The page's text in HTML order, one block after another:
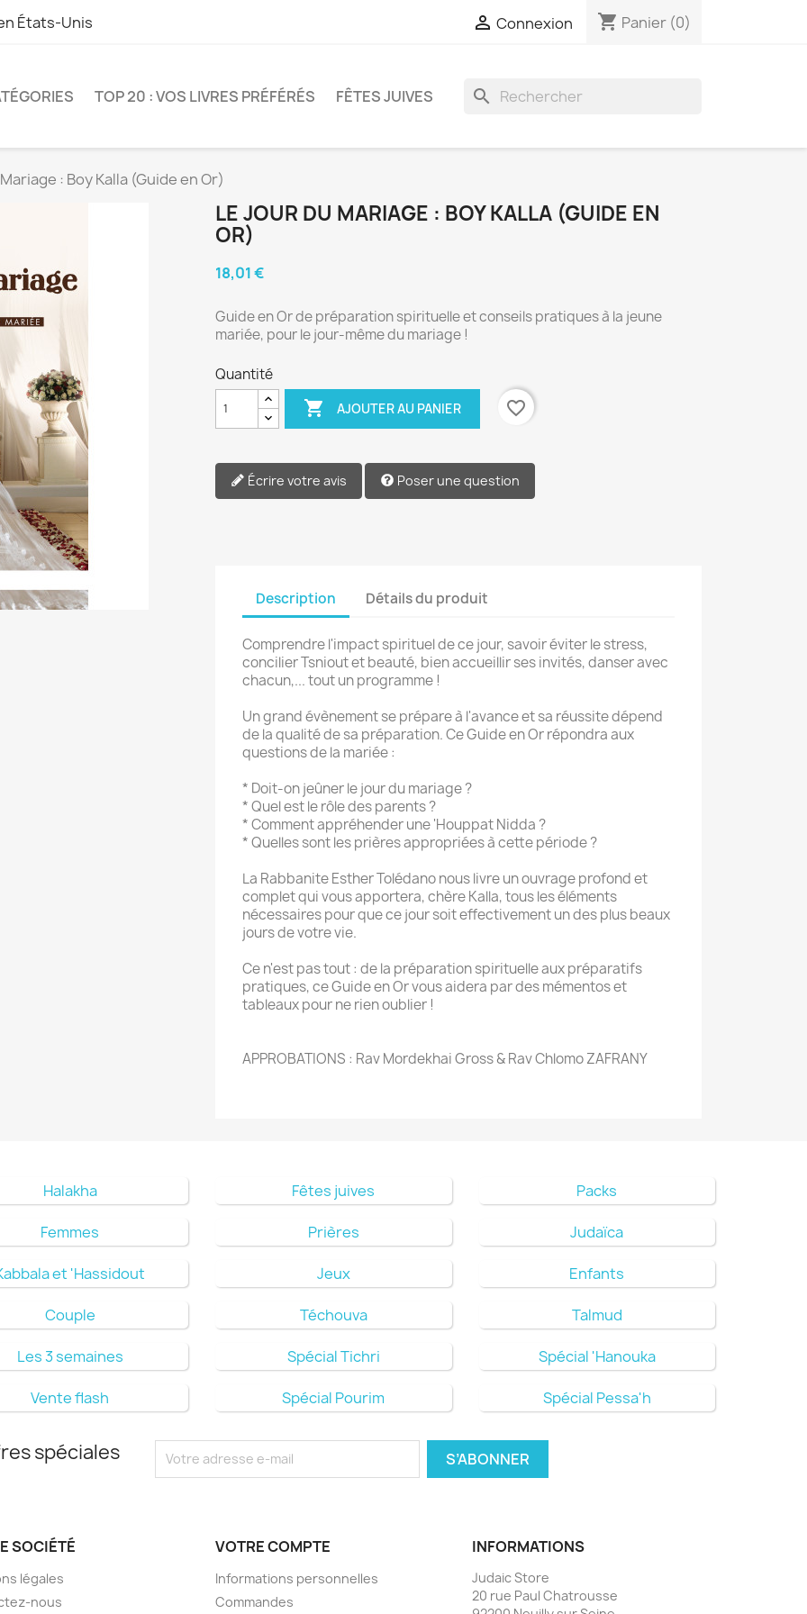
États-Unis  Connexion shopping_cart Panier (0)
TOP 20 : VOS LIVRES PRÉFÉRÉS FÊTES JUIVES search
: Boy Kalla (Guide en Or)
LE JOUR DU MARIAGE : BOY KALLA (GUIDE EN
OR)
18,01 €
Guide en Or de préparation spirituelle et conseils pratiques à la jeune
mariée, pour le jour-même du mariage !
Quantité
 AJOUTER AU PANIER favorite_border
Écrire votre avis Poser une question
Description Détails du produit
Comprendre l'impact spirituel de ce jour, savoir éviter le stress,
concilier Tsniout et beauté, bien accueillir ses invités, danser avec
chacun,... tout un programme !
Un grand évènement se prépare à l'avance et sa réussite dépend
de la qualité de sa préparation. Ce Guide en Or répondra aux
questions de la mariée :
* Doit-on jeûner le jour du mariage ?
* Quel est le rôle des parents ?
* Comment appréhender une 'Houppat Nidda ?
* Quelles sont les prières appropriées à cette période ?
La Rabbanite Esther Tolédano nous livre un ouvrage profond et
complet qui vous apportera, chère Kalla, tous les éléments
nécessaires pour que ce jour soit effectivement un des plus beaux
jours de votre vie.
Ce n'est pas tout : de la préparation spirituelle aux préparatifs
pratiques, ce Guide en Or vous aidera par des mémentos et
tableaux pour ne rien oublier !
APPROBATIONS : Rav Mordekhai Gross & Rav Chlomo ZAFRANY
Halakha Fêtes juives Packs
Femmes Prières Judaïca
et 'Hassidout Jeux Enfants
Couple Téchouva Talmud
Les 3 semaines Spécial Tichri Spécial 'Hanouka
Vente flash Spécial Pourim Spécial Pessa'h
spéciales
SOCIÉTÉ
légales
nous
VOTRE COMPTE
Informations personnelles
Commandes
INFORMATIONS
Judaic Store
20 rue Paul Chatrousse